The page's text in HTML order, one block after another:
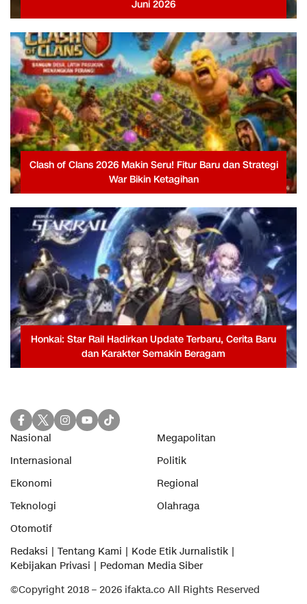
Juni 2026
Clash of Clans 2026 Makin Seru! Fitur Baru dan Strategi
War Bikin Ketagihan
Honkai: Star Rail Hadirkan Update Terbaru, Cerita Baru
dan Karakter Semakin Beragam
Nasional
Megapolitan
Internasional
Politik
Ekonomi
Regional
Teknologi
Olahraga
Otomotif
Redaksi
Tentang Kami
Kode Etik Jurnalistik
Kebijakan Privasi
Pedoman Media Siber
©Copyright 2018 – 2026 ifakta.co All Rights Reserved